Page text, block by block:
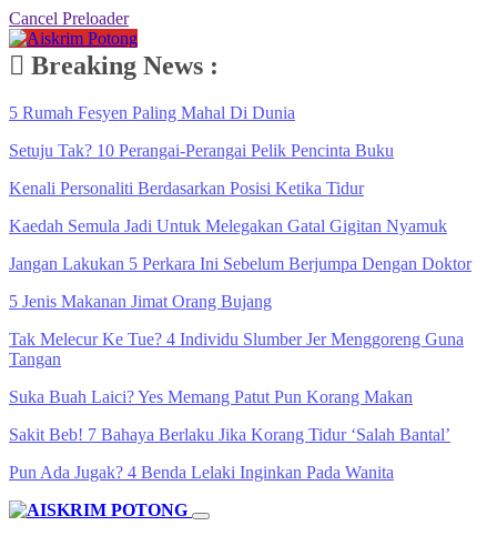
Cancel Preloader
Breaking News :
5 Rumah Fesyen Paling Mahal Di Dunia
Setuju Tak? 10 Perangai-Perangai Pelik Pencinta Buku
Kenali Personaliti Berdasarkan Posisi Ketika Tidur
Kaedah Semula Jadi Untuk Melegakan Gatal Gigitan Nyamuk
Jangan Lakukan 5 Perkara Ini Sebelum Berjumpa Dengan Doktor
5 Jenis Makanan Jimat Orang Bujang
Tak Melecur Ke Tue? 4 Individu Slumber Jer Menggoreng Guna
Tangan
Suka Buah Laici? Yes Memang Patut Pun Korang Makan
Sakit Beb! 7 Bahaya Berlaku Jika Korang Tidur ‘Salah Bantal’
Pun Ada Jugak? 4 Benda Lelaki Inginkan Pada Wanita